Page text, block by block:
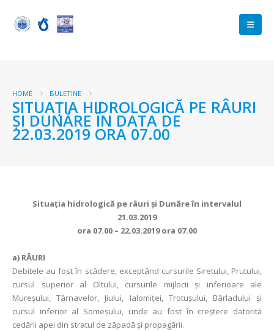
HOME BULETINE
SITUAŢIA HIDROLOGICĂ PE RÂURI
ŞI DUNĂRE ÎN DATA DE
22.03.2019 ORA 07.00
Situaţia hidrologică pe râuri şi Dunăre în intervalul
21.03.2019
ora 07.00 – 22.03.2019 ora 07.00
a) RÂURI
Debitele au fost în scădere, exceptând cursurile Siretului, Prutului,
cursul superior al Oltului, cursurile mijlocii şi inferioare ale
Mureşului, Târnavelor, Jiului, Ialomiţei, Trotuşului, Bârladului şi
cursul inferior al Someşului, unde au fost în creştere datorită
cedării apei din stratul de zăpadă şi propagării.